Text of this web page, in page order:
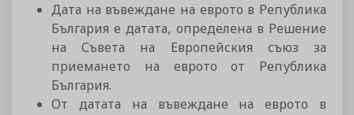
Дата на въвеждане на еврото в Република
България е датата, определена в Решение
на Съвета на Европейския съюз за
приемането на еврото от Република
България.
От датата на въвеждане на еврото в